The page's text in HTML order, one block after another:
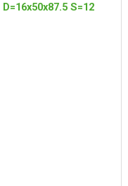
S=12